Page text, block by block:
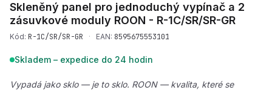
Skleněný panel pro jednoduchý vypínač a 2
zásuvkové moduly ROON - R-1C/SR/SR-GR
Kód: R-1C/SR/SR-GR · EAN: 8595675553101
Skladem – expedice do 24 hodin
Vypadá jako sklo — je to sklo. ROON — kvalita, které se